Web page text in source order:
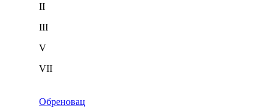
II
III
V
VII
Обреновац